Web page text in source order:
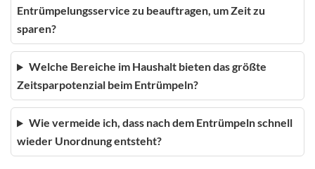
Entrümpelungsservice zu beauftragen, um Zeit zu
sparen?
Welche Bereiche im Haushalt bieten das größte
Zeitsparpotenzial beim Entrümpeln?
Wie vermeide ich, dass nach dem Entrümpeln schnell
wieder Unordnung entsteht?